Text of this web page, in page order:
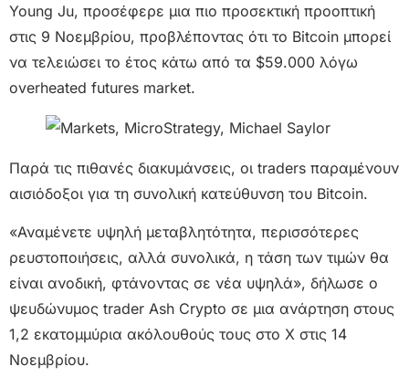
Young Ju, προσέφερε μια πιο προσεκτική προοπτική
στις 9 Νοεμβρίου, προβλέποντας ότι το Bitcoin μπορεί
να τελειώσει το έτος κάτω από τα $59.000 λόγω
overheated futures market.
Παρά τις πιθανές διακυμάνσεις, οι traders παραμένουν
αισιόδοξοι για τη συνολική κατεύθυνση του Bitcoin.
«Αναμένετε υψηλή μεταβλητότητα, περισσότερες
ρευστοποιήσεις, αλλά συνολικά, η τάση των τιμών θα
είναι ανοδική, φτάνοντας σε νέα υψηλά», δήλωσε ο
ψευδώνυμος trader Ash Crypto σε μια ανάρτηση στους
1,2 εκατομμύρια ακόλουθούς τους στο X στις 14
Νοεμβρίου.